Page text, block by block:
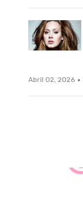
Abril 02, 2026 ·